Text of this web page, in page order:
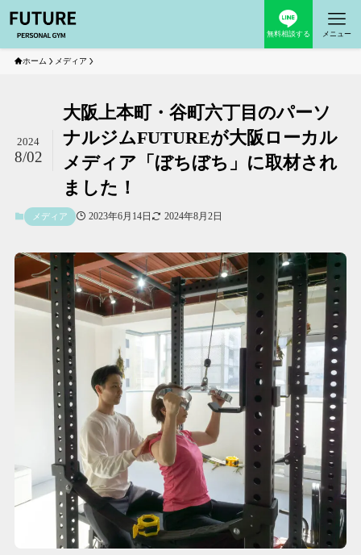
無料相談する メニュー
ホーム メディア
大阪上本町・谷町六丁目のパーソ
ナルジムFUTUREが大阪ローカル
メディア「ぼちぼち」に取材され
ました！
2024
8/02
メディア 2023年6月14日 2024年8月2日